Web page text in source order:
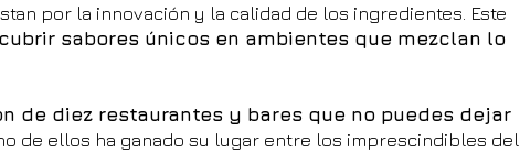
por la innovación y la calidad de los ingredientes. Este
sabores únicos en ambientes que mezclan lo
de diez restaurantes y bares que no puedes dejar
de ellos ha ganado su lugar entre los imprescindibles del